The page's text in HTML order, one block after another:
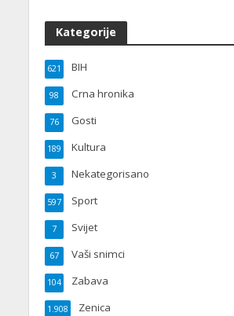
Kategorije
BIH
621
Crna hronika
98
Gosti
76
Kultura
189
Nekategorisano
3
Sport
597
Svijet
7
Vaši snimci
67
Zabava
104
Zenica
1.908